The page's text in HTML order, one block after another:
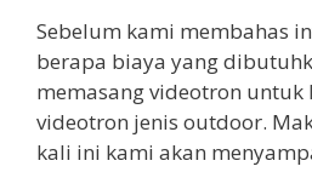
Sebelum kami membahas
berapa biaya yang
memasang videotron
videotron jenis outdoor.
kali ini kami akan